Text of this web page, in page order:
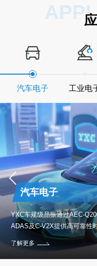
汽车电子 工业电
汽车电子
YXC车规级晶振通过AEC-
ADAS及C-V2X提供高可靠性
了解更多